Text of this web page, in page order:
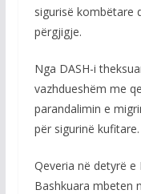
sigurisë kombëtare
përgjigje.
Nga DASH-i
vazhdueshëm me
parandalimin e
për sigurinë kufitare.
Qeveria në detyrë
Bashkuara mbeten